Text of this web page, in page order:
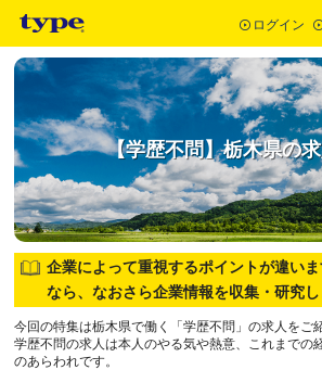
ログイン
【学歴不問】栃木県の
企業によって重視するポイントが違い
なら、なおさら企業情報を収集・研究し
今回の特集は栃木県で働く「学歴不問」の求人をご
学歴不問の求人は本人のやる気や熱意、これまでの
のあらわれです。